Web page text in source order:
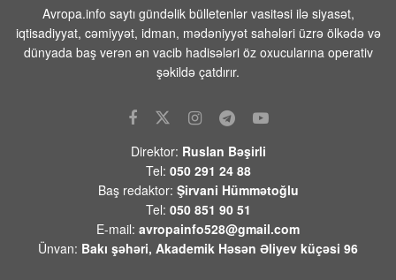
Beyləqanda 18 yaşlı gənc kanalda
bataraq ölüb
07 AVQUST 2026 / 10:04 14
Rusiya səmasında gecə ərzində 203
07 AVQUST 2026 / 9:54 21
Məhəmməd Əsədullazadə:
“Azərbaycan-Ermənistan mövzusu
ATƏT üçün artıq qapalı səhifədir”
07 AVQUST 2026 / 9:26 53
Yekaterinburqdakı Wildberries
Avropa.info saytı gündəlik bülletenlər vasitəsi ilə siyasət,
iqtisadiyyat, cəmiyyət, idman, mədəniyyət sahələri üzrə ölkədə və
dünyada baş verən ən vacib hadisələri öz oxucularına operativ
şəkildə çatdırır.
Direktor: Ruslan Bəşirli
Tel: 050 291 24 88
Baş redaktor: Şirvani Hümmətoğlu
Tel: 050 851 90 51
E-mail: avropainfo528@gmail.com
Ünvan: Bakı şəhəri, Akademik Həsən Əliyev küçəsi 96